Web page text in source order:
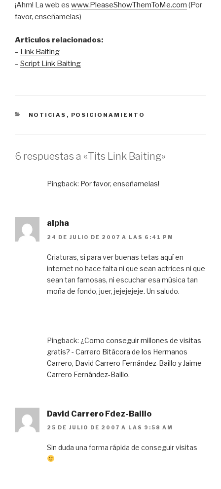
¡Ahm! La web es www.PleaseShowThemToMe.com (Por
favor, enseñamelas)
Artículos relacionados:
– Link Baiting
– Script Link Baiting
CATEGORÍAS
NOTICIAS , POSICIONAMIENTO
6 respuestas a «Tits Link Baiting»
Pingback: Por favor, enseñamelas!
alpha
24 DE JULIO DE 2007 A LAS 6:41 PM
Criaturas, si para ver buenas tetas aquí en
internet no hace falta ni que sean actrices ni que
sean tan famosas, ni escuchar esa música tan
moña de fondo, juer, jejejejeje. Un saludo.
Pingback: ¿Como conseguir millones de visitas
gratis? - Carrero Bitácora de los Hermanos
Carrero, David Carrero Fernández-Baillo y Jaime
Carrero Fernández-Baillo.
David Carrero Fdez-Baillo
25 DE JULIO DE 2007 A LAS 9:58 AM
Sin duda una forma rápida de conseguir visitas